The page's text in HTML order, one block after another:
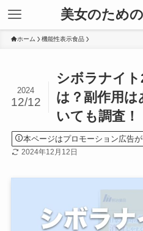
美女のため
ホーム 機能性表示食品
シボラナイ
は？副作用は
いても調査！
2024
12/12
本ページはプロモーション広告
2024年12月12日